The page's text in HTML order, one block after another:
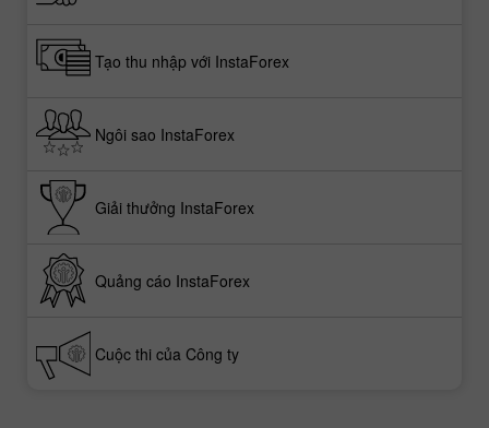
Tạo thu nhập với InstaForex
Ngôi sao InstaForex
Giải thưởng InstaForex
Quảng cáo InstaForex
Cuộc thi của Công ty